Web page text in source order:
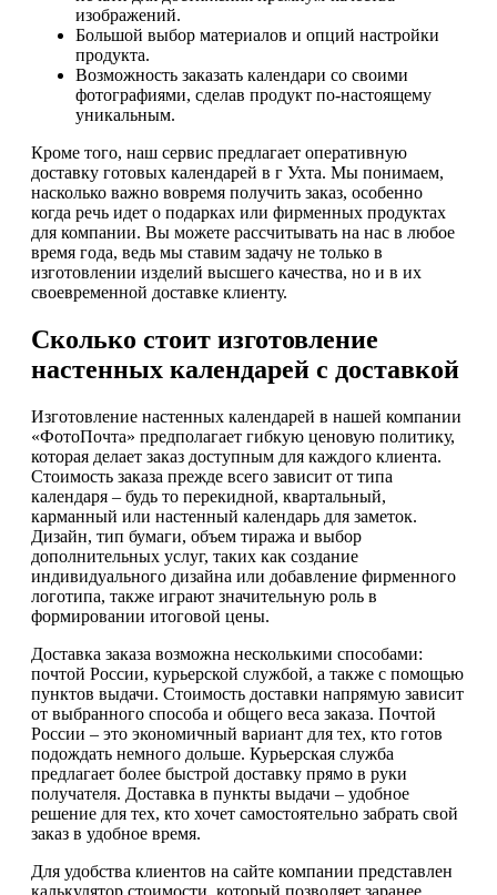
изображений.
Большой выбор материалов и опций настройки
продукта.
Возможность заказать календари со своими
фотографиями, сделав продукт по-настоящему
уникальным.
Кроме того, наш сервис предлагает оперативную
доставку готовых календарей в г Ухта. Мы понимаем,
насколько важно вовремя получить заказ, особенно
когда речь идет о подарках или фирменных продуктах
для компании. Вы можете рассчитывать на нас в любое
время года, ведь мы ставим задачу не только в
изготовлении изделий высшего качества, но и в их
своевременной доставке клиенту.
Сколько стоит изготовление
настенных календарей с доставкой
Изготовление настенных календарей в нашей компании
«ФотоПочта» предполагает гибкую ценовую политику,
которая делает заказ доступным для каждого клиента.
Стоимость заказа прежде всего зависит от типа
календаря – будь то перекидной, квартальный,
карманный или настенный календарь для заметок.
Дизайн, тип бумаги, объем тиража и выбор
дополнительных услуг, таких как создание
индивидуального дизайна или добавление фирменного
логотипа, также играют значительную роль в
формировании итоговой цены.
Доставка заказа возможна несколькими способами:
почтой России, курьерской службой, а также с помощью
пунктов выдачи. Стоимость доставки напрямую зависит
от выбранного способа и общего веса заказа. Почтой
России – это экономичный вариант для тех, кто готов
подождать немного дольше. Курьерская служба
предлагает более быстрой доставку прямо в руки
получателя. Доставка в пункты выдачи – удобное
решение для тех, кто хочет самостоятельно забрать свой
заказ в удобное время.
Для удобства клиентов на сайте компании представлен
калькулятор стоимости, который позволяет заранее